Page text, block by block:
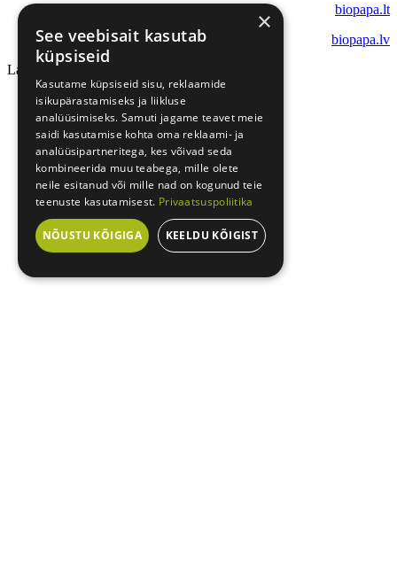
biopapa.lt
biopapa.lv
Laadimine...
×
See veebisait kasutab
küpsiseid
Kasutame küpsiseid sisu, reklaamide
isikupärastamiseks ja liikluse
analüüsimiseks. Samuti jagame teavet meie
saidi kasutamise kohta oma reklaami- ja
analüüsipartneritega, kes võivad seda
kombineerida muu teabega, mille olete
neile esitanud või mille nad on kogunud teie
teenuste kasutamisest. Privaatsuspoliitika
NÕUSTU KÕIGIGA KEELDU KÕIGIST